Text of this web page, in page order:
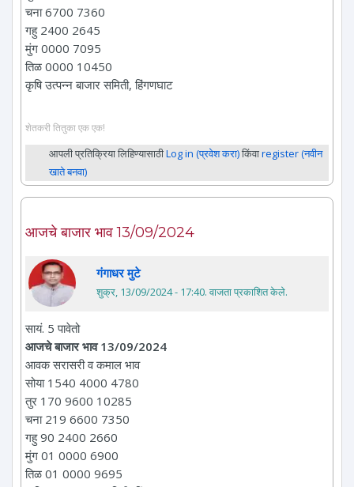
चना 6700 7360
गहु 2400 2645
मुंग 0000 7095
तिळ 0000 10450
कृषि उत्पन्न बाजार समिती, हिंगणघाट
शेतकरी तितुका एक एक!
आपली प्रतिक्रिया लिहिण्यासाठीLog in (प्रवेश करा)किंवाregister (नवीन
खाते बनवा)
आजचे बाजार भाव 13/09/2024
गंगाधर मुटे
शुक्र, 13/09/2024 - 17:40. वाजता प्रकाशित केले.
सायं. 5 पावेतो
आजचे बाजार भाव 13/09/2024
आवक सरासरी व कमाल भाव
सोया 1540 4000 4780
तुर 170 9600 10285
चना 219 6600 7350
गहु 90 2400 2660
मुंग 01 0000 6900
तिळ 01 0000 9695